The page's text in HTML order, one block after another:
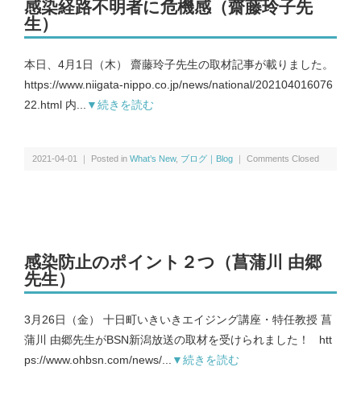
感染経路不明者に危機感（齋藤玲子先
生）
本日、4月1日（木） 齋藤玲子先生の取材記事が載りました。
https://www.niigata-nippo.co.jp/news/national/202104016076
22.html 内...
▼続きを読む
2021-04-01 ｜ Posted in What’s New, ブログ｜Blog ｜ Comments Closed
感染防止のポイント２つ（菖蒲川 由郷
先生）
3月26日（金） 十日町いきいきエイジング講座・特任教授 菖
蒲川 由郷先生がBSN新潟放送の取材を受けられました！ htt
ps://www.ohbsn.com/news/...
▼続きを読む